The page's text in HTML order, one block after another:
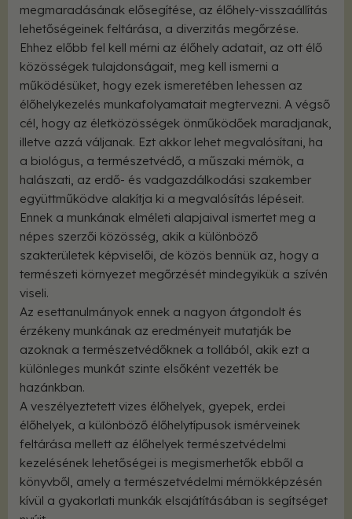
megmaradásának elősegítése, az élőhely-visszaállítás
lehetőségeinek feltárása, a diverzitás megőrzése.
Ehhez előbb fel kell mérni az élőhely adatait, az ott élő
közösségek tulajdonságait, meg kell ismerni a
működésüket, hogy ezek ismeretében lehessen az
élőhelykezelés munkafolyamatait megtervezni. A végső
cél, hogy az életközösségek önműködőek maradjanak,
illetve azzá váljanak. Ezt akkor lehet megvalósítani, ha
a biológus, a természetvédő, a műszaki mérnök, a
halászati, az erdő- és vadgazdálkodási szakember
együttműködve alakítja ki a megvalósítás lépéseit.
Ennek a munkának elméleti alapjaival ismertet meg a
népes szerzői közösség, akik a különböző
szakterületek képviselői, de közös bennük az, hogy a
természeti környezet megőrzését mindegyikük a szívén
viseli.
Az esettanulmányok ennek a nagyon átgondolt és
érzékeny munkának az eredményeit mutatják be
azoknak a természetvédőknek a tollából, akik ezt a
különleges munkát szinte elsőként vezették be
hazánkban.
A veszélyeztetett vizes élőhelyek, gyepek, erdei
élőhelyek, a különböző élőhelytípusok ismérveinek
feltárása mellett az élőhelyek természetvédelmi
kezelésének lehetőségei is megismerhetők ebből a
könyvből, amely a természetvédelmi mérnökképzésén
kívül a gyakorlati munkák elsajátításában is segítséget